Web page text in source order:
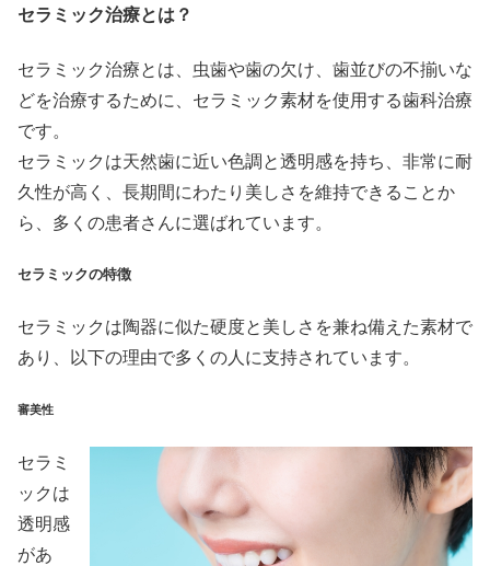
セラミック治療とは？
セラミック治療とは、虫歯や歯の欠け、歯並びの不揃いな
どを治療するために、セラミック素材を使用する歯科治療
です。
セラミックは天然歯に近い色調と透明感を持ち、非常に耐
久性が高く、長期間にわたり美しさを維持できることか
ら、多くの患者さんに選ばれています。
セラミックの特徴
セラミックは陶器に似た硬度と美しさを兼ね備えた素材で
あり、以下の理由で多くの人に支持されています。
審美性
セラミ
ックは
透明感
があ